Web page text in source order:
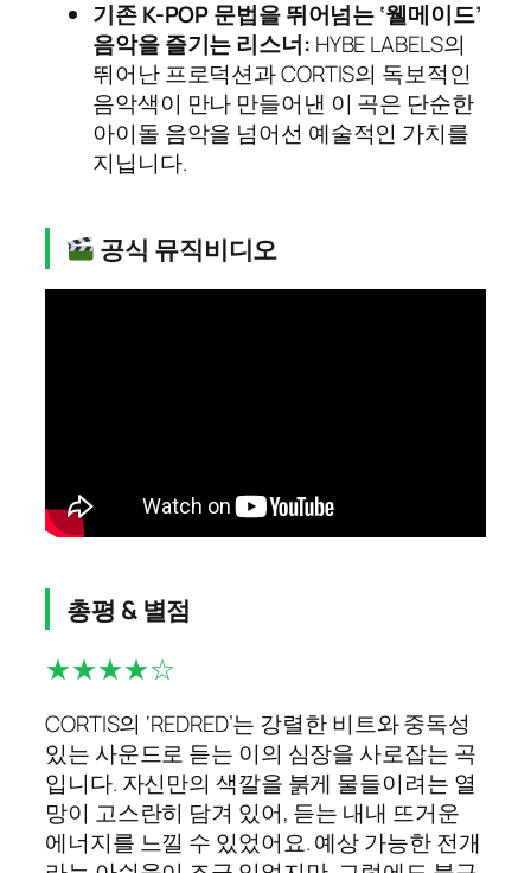
기존 K-POP 문법을 뛰어넘는 ‘웰메이드’
음악을 즐기는 리스너: HYBE LABELS의
뛰어난 프로덕션과 CORTIS의 독보적인
음악색이 만나 만들어낸 이 곡은 단순한
아이돌 음악을 넘어선 예술적인 가치를
지닙니다.
공식 뮤직비디오
총평 & 별점
★★★★☆
CORTIS의 ‘REDRED’는 강렬한 비트와 중독성
있는 사운드로 듣는 이의 심장을 사로잡는 곡
입니다. 자신만의 색깔을 붉게 물들이려는 열
망이 고스란히 담겨 있어, 듣는 내내 뜨거운
에너지를 느낄 수 있었어요. 예상 가능한 전개